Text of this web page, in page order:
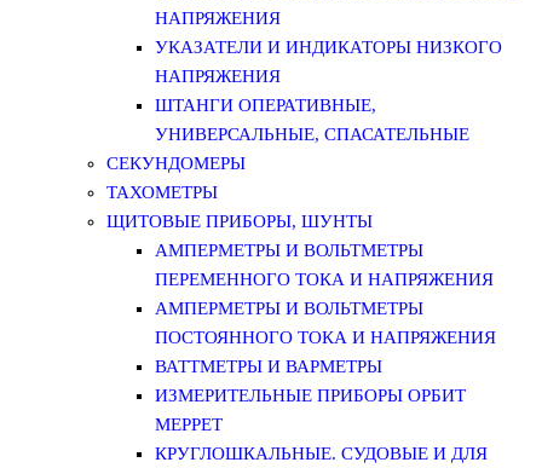
НАПРЯЖЕНИЯ
УКАЗАТЕЛИ И ИНДИКАТОРЫ НИЗКОГО
НАПРЯЖЕНИЯ
ШТАНГИ ОПЕРАТИВНЫЕ,
УНИВЕРСАЛЬНЫЕ, СПАСАТЕЛЬНЫЕ
СЕКУНДОМЕРЫ
ТАХОМЕТРЫ
ЩИТОВЫЕ ПРИБОРЫ, ШУНТЫ
АМПЕРМЕТРЫ И ВОЛЬТМЕТРЫ
ПЕРЕМЕННОГО ТОКА И НАПРЯЖЕНИЯ
АМПЕРМЕТРЫ И ВОЛЬТМЕТРЫ
ПОСТОЯННОГО ТОКА И НАПРЯЖЕНИЯ
ВАТТМЕТРЫ И ВАРМЕТРЫ
ИЗМЕРИТЕЛЬНЫЕ ПРИБОРЫ ОРБИТ
МЕРРЕТ
КРУГЛОШКАЛЬНЫЕ. СУДОВЫЕ И ДЛЯ